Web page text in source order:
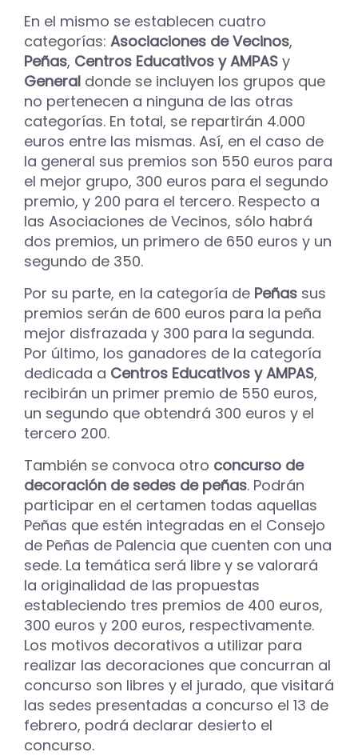
En el mismo se establecen cuatro
categorías: Asociaciones de Vecinos,
Peñas, Centros Educativos y AMPAS y
General donde se incluyen los grupos que
no pertenecen a ninguna de las otras
categorías. En total, se repartirán 4.000
euros entre las mismas. Así, en el caso de
la general sus premios son 550 euros para
el mejor grupo, 300 euros para el segundo
premio, y 200 para el tercero. Respecto a
las Asociaciones de Vecinos, sólo habrá
dos premios, un primero de 650 euros y un
segundo de 350.
Por su parte, en la categoría de Peñas sus
premios serán de 600 euros para la peña
mejor disfrazada y 300 para la segunda.
Por último, los ganadores de la categoría
dedicada a Centros Educativos y AMPAS,
recibirán un primer premio de 550 euros,
un segundo que obtendrá 300 euros y el
tercero 200.
También se convoca otro concurso de
decoración de sedes de peñas. Podrán
participar en el certamen todas aquellas
Peñas que estén integradas en el Consejo
de Peñas de Palencia que cuenten con una
sede. La temática será libre y se valorará
la originalidad de las propuestas
estableciendo tres premios de 400 euros,
300 euros y 200 euros, respectivamente.
Los motivos decorativos a utilizar para
realizar las decoraciones que concurran al
concurso son libres y el jurado, que visitará
las sedes presentadas a concurso el 13 de
febrero, podrá declarar desierto el
concurso.